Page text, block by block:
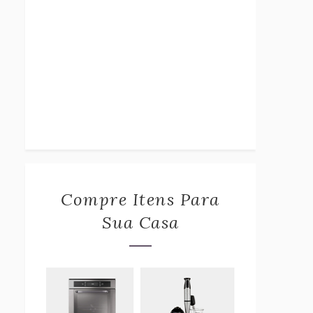
Compre Itens Para
Sua Casa